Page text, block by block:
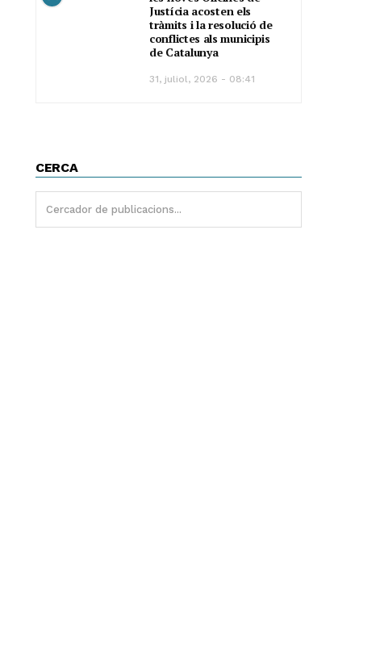
Justícia acosten els
tràmits i la resolució de
conflictes als municipis
de Catalunya
31, juliol, 2026 - 08:41
CERCA